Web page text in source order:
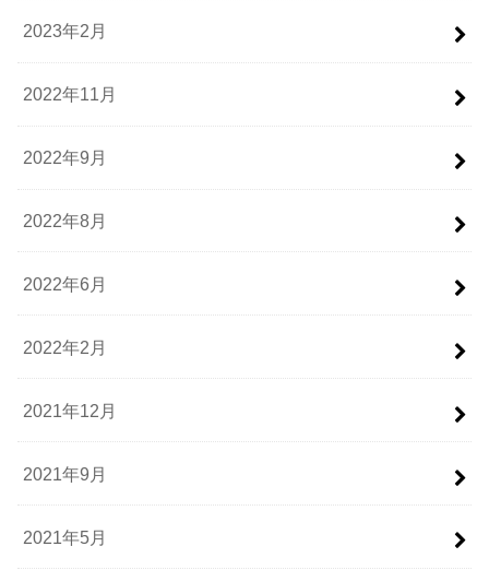
2023年2月
2022年11月
2022年9月
2022年8月
2022年6月
2022年2月
2021年12月
2021年9月
2021年5月